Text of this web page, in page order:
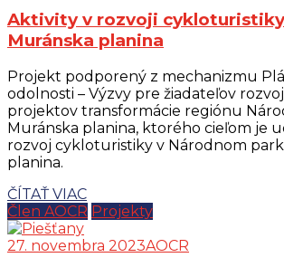
Aktivity v rozvoji cykloturistiky
Muránska planina
Projekt podporený z mechanizmu
odolnosti – Výzvy pre žiadateľov
projektov transformácie regiónu
Muránska planina, ktorého cieľom je
rozvoj cykloturistiky v Národnom
planina.
ČÍTAŤ VIAC
Člen AOCR Projekty
27. novembra 2023AOCR